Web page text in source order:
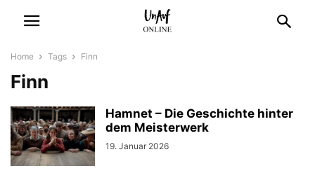
Home Tags Finn
Finn
Hamnet – Die Geschichte hinter
dem Meisterwerk
19. Januar 2026